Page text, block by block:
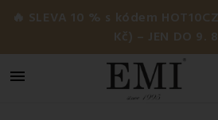
🔥 SLEVA 10 % s kódem
Kč) – JEN DO 9.
